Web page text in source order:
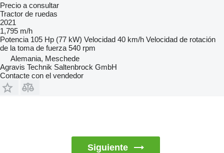
Precio a consultar
Tractor de ruedas
2021
1,795 m/h
Potencia 105 Hp (77 kW) Velocidad 40 km/h Velocidad de rotación
de la toma de fuerza 540 rpm
Alemania, Meschede
Agravis Technik Saltenbrock GmbH
Contacte con el vendedor
Siguiente